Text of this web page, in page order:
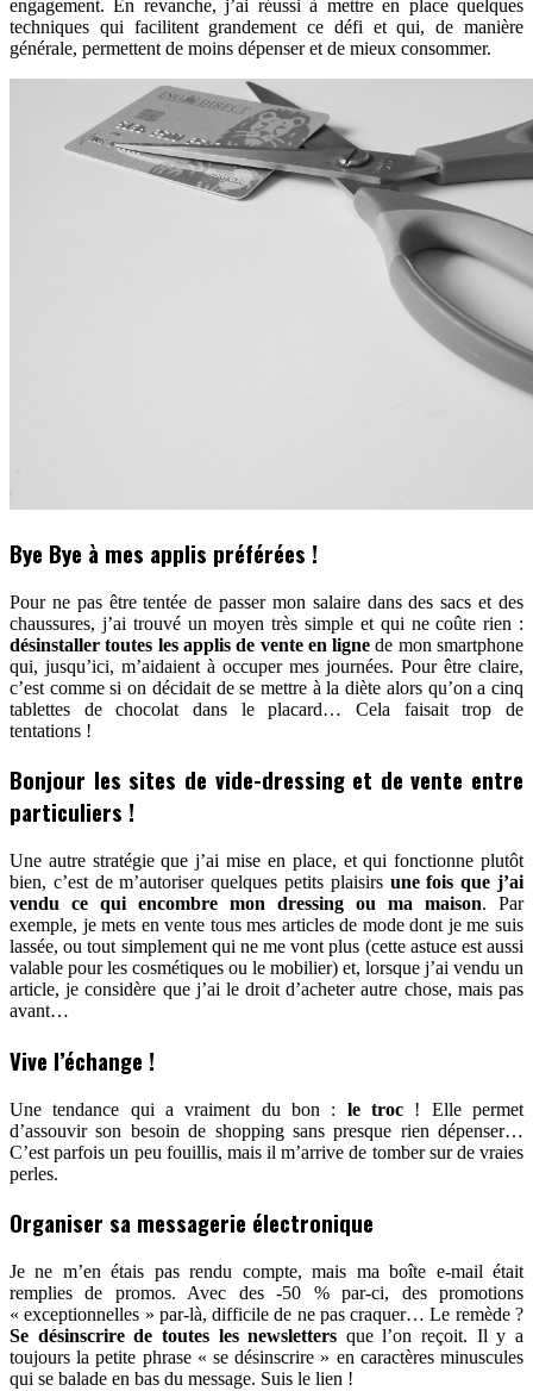
engagement. En revanche, j’ai réussi à mettre en place quelques
techniques qui facilitent grandement ce défi et qui, de manière
générale, permettent de moins dépenser et de mieux consommer.
Bye Bye à mes applis préférées !
Pour ne pas être tentée de passer mon salaire dans des sacs et des
chaussures, j’ai trouvé un moyen très simple et qui ne coûte rien :
désinstaller toutes les applis de vente en ligne de mon smartphone
qui, jusqu’ici, m’aidaient à occuper mes journées. Pour être claire,
c’est comme si on décidait de se mettre à la diète alors qu’on a cinq
tablettes de chocolat dans le placard… Cela faisait trop de
tentations !
Bonjour les sites de vide-dressing et de vente entre
particuliers !
Une autre stratégie que j’ai mise en place, et qui fonctionne plutôt
bien, c’est de m’autoriser quelques petits plaisirs une fois que j’ai
vendu ce qui encombre mon dressing ou ma maison. Par
exemple, je mets en vente tous mes articles de mode dont je me suis
lassée, ou tout simplement qui ne me vont plus (cette astuce est aussi
valable pour les cosmétiques ou le mobilier) et, lorsque j’ai vendu un
article, je considère que j’ai le droit d’acheter autre chose, mais pas
avant…
Vive l’échange !
Une tendance qui a vraiment du bon : le troc ! Elle permet
d’assouvir son besoin de shopping sans presque rien dépenser…
C’est parfois un peu fouillis, mais il m’arrive de tomber sur de vraies
perles.
Organiser sa messagerie électronique
Je ne m’en étais pas rendu compte, mais ma boîte e-mail était
remplies de promos. Avec des -50 % par-ci, des promotions
« exceptionnelles » par-là, difficile de ne pas craquer… Le remède ?
Se désinscrire de toutes les newsletters que l’on reçoit. Il y a
toujours la petite phrase « se désinscrire » en caractères minuscules
qui se balade en bas du message. Suis le lien !